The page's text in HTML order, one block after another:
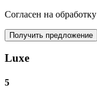
Согласен на обработку
Получить предложение
Luxe
5